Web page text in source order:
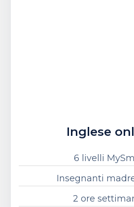
Inglese
6 livelli
Insegnanti
2 ore